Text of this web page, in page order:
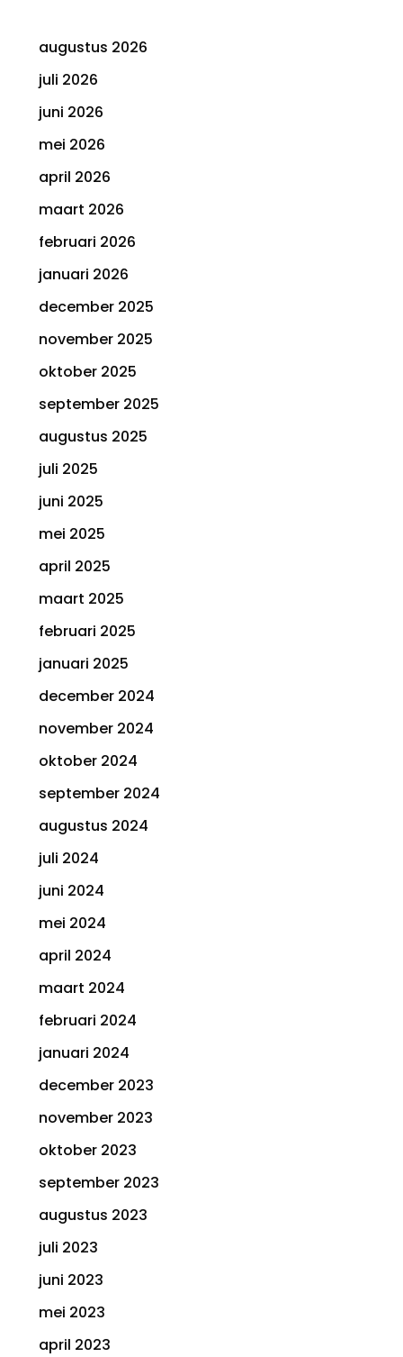
augustus 2026
juli 2026
juni 2026
mei 2026
april 2026
maart 2026
februari 2026
januari 2026
december 2025
november 2025
oktober 2025
september 2025
augustus 2025
juli 2025
juni 2025
mei 2025
april 2025
maart 2025
februari 2025
januari 2025
december 2024
november 2024
oktober 2024
september 2024
augustus 2024
juli 2024
juni 2024
mei 2024
april 2024
maart 2024
februari 2024
januari 2024
december 2023
november 2023
oktober 2023
september 2023
augustus 2023
juli 2023
juni 2023
mei 2023
april 2023